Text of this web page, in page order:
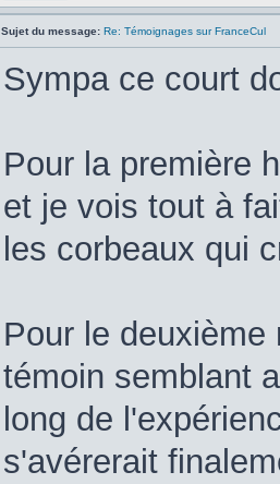
Sujet du message: Re: Témoignages sur FranceCul
Sympa ce court
Pour la première
et je vois tout à
les corbeaux qui
Pour le
témoin semblant
long de
s'avérerait